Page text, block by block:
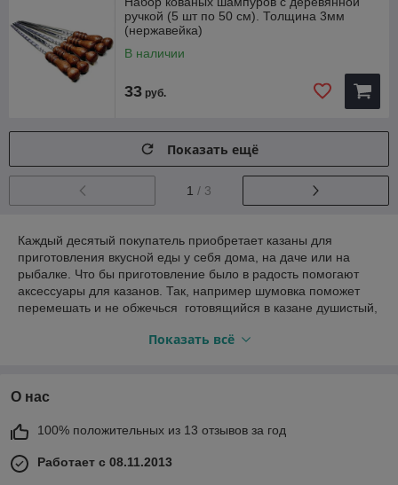
ручкой (5 шт по 50 см). Толщина 3мм
(нержавейка)
В наличии
33 руб.
Показать ещё
1 / 3
Каждый десятый покупатель приобретает казаны для
приготовления вкусной еды у себя дома, на даче или на
рыбалке. Что бы приготовление было в радость помогают
аксессуары для казанов. Так, например шумовка поможет
перемешать и не обжечься готовящийся в казане душистый,
сваренным в казане супом топчета. Любители рыбалки
природы и гитары уху, которая не оставит никого
алюминиевые и чугунные крышки, чехлы для переноски
казанов и другие товары.
Показать всё
О нас
100% положительных из 13 отзывов за год
Работает с 08.11.2013